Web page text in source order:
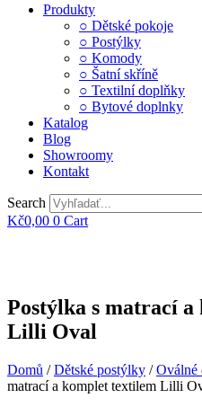
Main
Produkty
○ Dětské pokoje
○ Postýlky
○ Komody
○ Šatní skříně
○ Textilní doplňky
○ Bytové doplnky
Katalog
Blog
Showroomy
Kontakt
Search
Kč0,00 0 Cart
Postýlka s matrací
Lilli Oval
Domů /Dětské postýlky /Oválné
matrací a komplet textilem Lilli